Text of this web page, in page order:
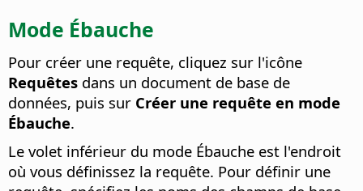
Mode Ébauche
Pour créer une requête, cliquez sur l'icône
Requêtes dans un document de base de
données, puis sur Créer une requête en mode
Ébauche.
Le volet inférieur du mode Ébauche est l'endroit
où vous définissez la requête. Pour définir une